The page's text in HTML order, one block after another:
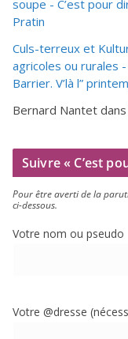
soupe - C’est pour
Pratin
Culs-terreux et
agricoles ou rurales
Barrier. V’là l”
Bernard Nantet dans
Suivre « C’est
Pour être aver­ti de la
ci-dessous.
Votre nom ou pseudo
Votre @dresse